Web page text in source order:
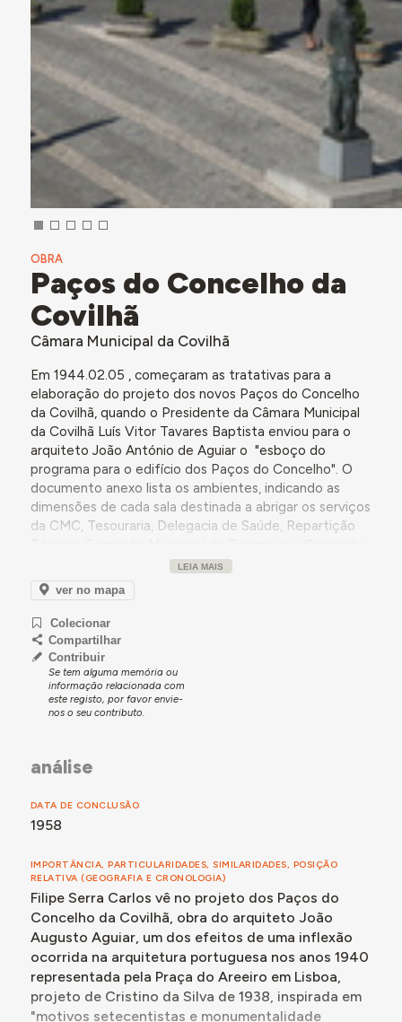
OBRA
Paços do Concelho da
Covilhã
Câmara Municipal da Covilhã
Em 1944.02.05 , começaram as tratativas para a
elaboração do projeto dos novos Paços do Concelho
da Covilhã, quando o Presidente da Câmara Municipal
da Covilhã Luís Vitor Tavares Baptista enviou para o
arquiteto João António de Aguiar o "esboço do
programa para o edifício dos Paços do Concelho". O
documento anexo lista os ambientes, indicando as
dimensões de cada sala destinada a abrigar os serviços
da CMC, Tesouraria, Delegacia de Saúde, Repartição
da PSP. A discussão do projeto, envolvendo também
os Engenheiros Chefes da Repartição de
Melhoramentos Urbanos da DGSU e da Repartição
Técnica da Câmara Municipal, prosseguiu até
1946.07.22, quando a CMC, então presidida por Carlos
Coelho, obteve do Ministério das Obras Públicas
através do Fundo do Desemprego, a comparticipação
para a obra (Portaria de 12/7/1946; Processo
167/MU/45). Durante o ano de 1947, o prazo da obra
na parte posterior do edifício, o que também acabou
introdução de um volume de balneários e de "uma
nova solução para a fachada", problema que
acordo com carta do arquiteto de 1948.01.05.
As diferentes versões do projeto foram analisadas aos
pormenores por Filipe Serra Carlos em Os Paços do
Concelho da Covilhã (2011). O novo projeto e a
proposta de comparticipação da construção do novo
edifício dos Paços do Concelho da Covilhã, orçado
então em 5.850.00$00 foram apresentados em 1948:
"Quanto ao edifício, o projeto definitivo respeita, sem
LEIA MAIS
ver no mapa
Colecionar
Compartilhar
Contribuir
Se tem alguma memória ou
informação relacionada com
este registo, por favor envie-
nos o seu contributo.
análise
DATA DE CONCLUSÃO
1958
IMPORTÂNCIA, PARTICULARIDADES, SIMILARIDADES, POSIÇÃO
RELATIVA (GEOGRAFIA E CRONOLOGIA)
Filipe Serra Carlos vê no projeto dos Paços do
Concelho da Covilhã, obra do arquiteto João
Augusto Aguiar, um dos efeitos de uma inflexão
ocorrida na arquitetura portuguesa nos anos 1940
representada pela Praça do Areeiro em Lisboa,
projeto de Cristino da Silva de 1938, inspirada em
"motivos setecentistas e monumentalidade